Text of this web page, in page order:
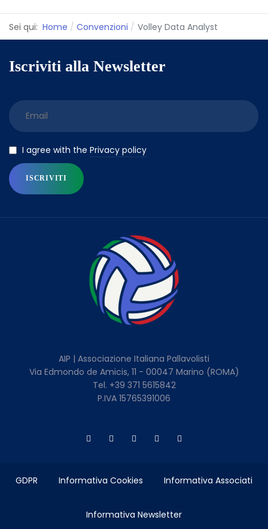
Sei qui: Home Convenzioni Volley Data Analyst
Iscriviti alla Newsletter
I agree with the Privacy policy
AIP | Associazione Italiana Pallavolisti
Via Edmondo de Amicis, 11 - 00047 Marino (ROMA)
Tel. +39 371 5615842
P.IVA 15765391006
GDPR Informativa Cookies Informativa Associati
Informativa Newsletter